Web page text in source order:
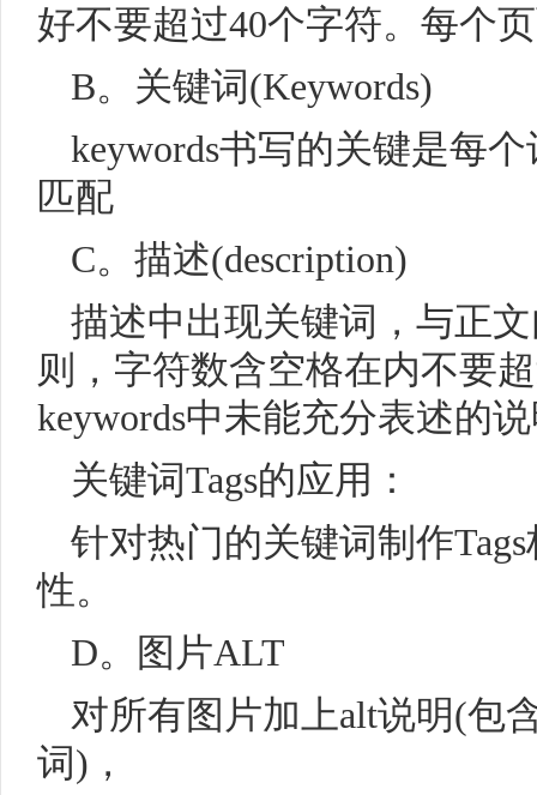
好不要超过40个字符。每个
B。关键词(Keywords)
keywords书写的关键是每
匹配
C。描述(description)
描述中出现关键词，与正
则，字符数含空格在内不要
keywords中未能充分表述的
关键词Tags的应用：
针对热门的关键词制作
性。
D。图片ALT
对所有图片加上alt说明(包
词)，